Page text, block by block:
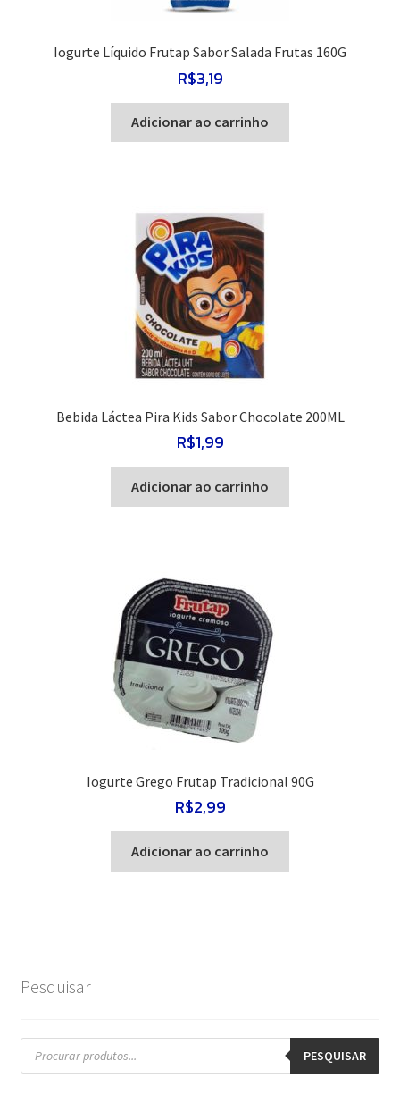
Iogurte Líquido Frutap Sabor Salada Frutas 160G
R$3,19
Adicionar ao carrinho
Bebida Láctea Pira Kids Sabor Chocolate 200ML
R$1,99
Adicionar ao carrinho
Iogurte Grego Frutap Tradicional 90G
R$2,99
Adicionar ao carrinho
Pesquisar
Pesquisar
produtos PESQUISAR